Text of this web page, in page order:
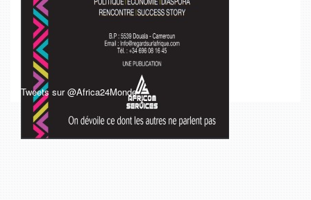
Tweets sur @Africa24Monde